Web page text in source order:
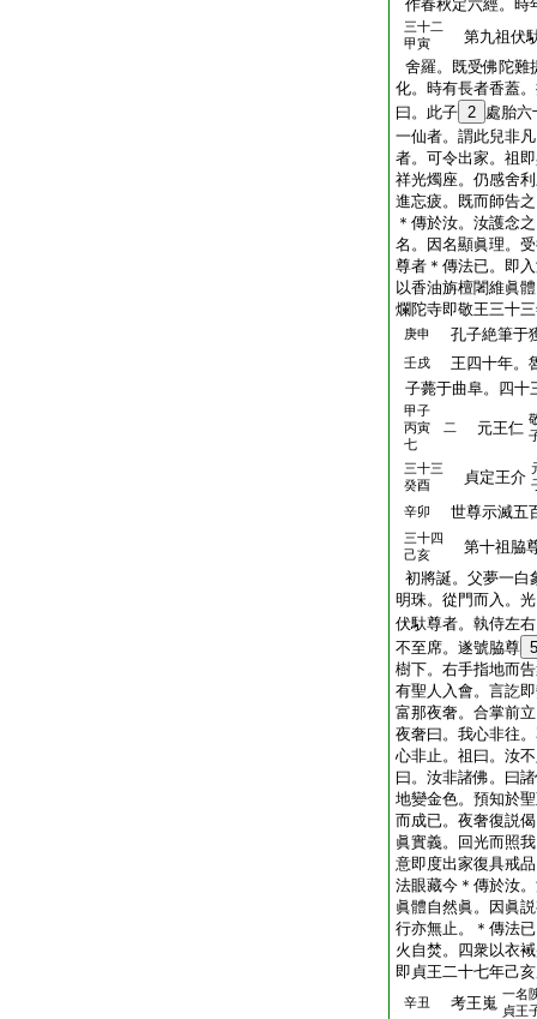
作春秋定六經。時
三十二
甲寅
第九祖伏
舍羅。既受佛陀難
化。時有長者香蓋
曰。此子 2 處胎六
一仙者。謂此兒非
者。可令出家。祖
祥光燭座。仍感舍
進忘疲。既而師告
＊傳於汝。汝護念
名。因名顯眞理。
尊者＊傳法已。即
以香油旃檀闍維眞
爛陀寺即敬王三十
庚申 孔子絶筆于
壬戌
王四十年。
子薨于曲阜。四十
甲子
丙寅 二
七
元王仁
三十三
癸酉
貞定王介
辛卯
世尊示滅五
三十四
己亥
第十祖脇
初將誕。父夢一白
明珠。從門而入。
伏馱尊者。執侍左
不至席。遂號脇尊 5
樹下。右手指地而
有聖人入會。言訖
富那夜奢。合掌前
夜奢曰。我心非往
心非止。祖曰。汝
曰。汝非諸佛。曰
地變金色。預知於
而成已。夜奢復説
眞實義。回光而照
意即度出家復具戒
法眼藏今＊傳於汝
眞體自然眞。因眞
行亦無止。＊傳法
火自焚。四衆以衣
即貞王二十七年己
辛丑 考王嵬 一名
貞王